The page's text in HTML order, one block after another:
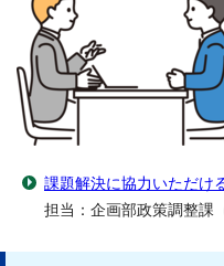
課題解決に協力いただけ
担当：企画部政策調整課